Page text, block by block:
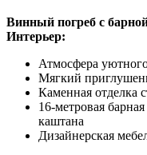
Винный погреб с
Интерьер:
Атмосфера
Мягкий
Каменная отделка
16-метровая
каштана
Дизайнерская